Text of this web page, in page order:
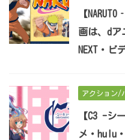
【
画は、dア
NEXT・ビ
アクション/
【C3 -シ
メ・hulu